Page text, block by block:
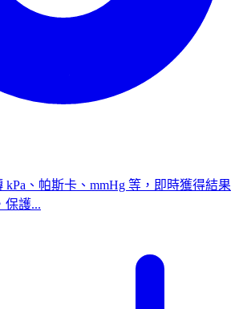
kPa、帕斯卡、mmHg 等，即時獲得結果
保護...